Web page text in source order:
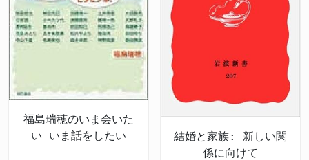
福島瑞穂のいま会いた
い いま話をしたい
結婚と家族: 新しい関
係に向けて